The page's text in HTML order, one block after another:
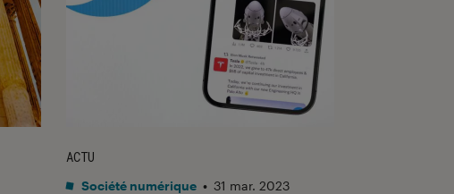
ACTU
Société numérique • 31 mar. 2023